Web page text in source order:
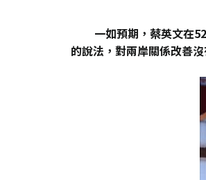
一如預期，蔡英文在
的說法，對兩岸關係改善